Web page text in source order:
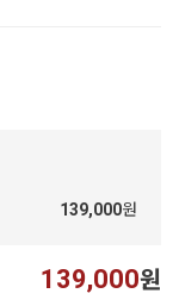
139,000원
139,000원